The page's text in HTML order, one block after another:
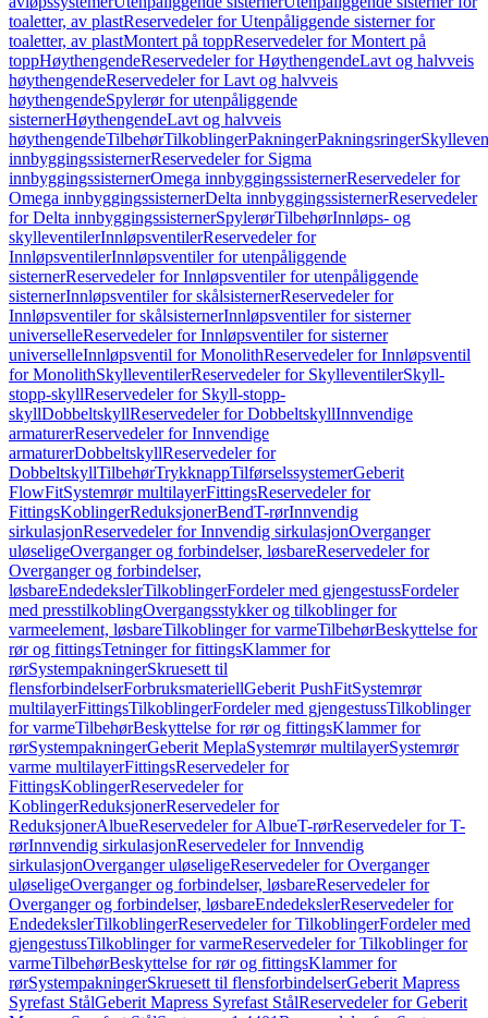
toaletter, av plastReservedeler for Utenpåliggende sisterner for
toaletter, av plastMontert på toppReservedeler for Montert på
toppHøythengendeReservedeler for HøythengendeLavt og halvveis
høythengendeReservedeler for Lavt og halvveis
høythengendeSpylerør for utenpåliggende
sisternerHøythengendeLavt og halvveis
høythengendeTilbehørTilkoblingerPakningerPakningsringer
innbyggingssisternerReservedeler for Sigma
innbyggingssisternerOmega innbyggingssisternerReservedeler for
Omega innbyggingssisternerDelta innbyggingssisternerReservedeler
for Delta innbyggingssisternerSpylerørTilbehørInnløps- og
skylleventilerInnløpsventilerReservedeler for
InnløpsventilerInnløpsventiler for utenpåliggende
sisternerReservedeler for Innløpsventiler for utenpåliggende
sisternerInnløpsventiler for skålsisternerReservedeler for
Innløpsventiler for skålsisternerInnløpsventiler for sisterner
universelleReservedeler for Innløpsventiler for sisterner
universelleInnløpsventil for MonolithReservedeler for Innløpsventil
for MonolithSkylleventilerReservedeler for SkylleventilerSkyll-
stopp-skyllReservedeler for Skyll-stopp-
skyllDobbeltskyllReservedeler for DobbeltskyllInnvendige
armaturerReservedeler for Innvendige
armaturerDobbeltskyllReservedeler for
DobbeltskyllTilbehørTrykknappTilførselssystemerGeberit
FlowFitSystemrør multilayerFittingsReservedeler for
FittingsKoblingerReduksjonerBendT-rørInnvendig
sirkulasjonReservedeler for Innvendig sirkulasjonOverganger
uløseligeOverganger og forbindelser, løsbareReservedeler for
Overganger og forbindelser,
løsbareEndedekslerTilkoblingerFordeler med gjengestussFordeler
med presstilkoblingOvergangsstykker og tilkoblinger for
varmeelement, løsbareTilkoblinger for varmeTilbehørBeskyttelse for
rør og fittingsTetninger for fittingsKlammer for
rørSystempakningerSkruesett til
flensforbindelserForbruksmateriellGeberit PushFitSystemrør
multilayerFittingsTilkoblingerFordeler med gjengestussTilkoblinger
for varmeTilbehørBeskyttelse for rør og fittingsKlammer for
rørSystempakningerGeberit MeplaSystemrør multilayerSystemrør
varme multilayerFittingsReservedeler for
FittingsKoblingerReservedeler for
KoblingerReduksjonerReservedeler for
ReduksjonerAlbueReservedeler for AlbueT-rørReservedeler for T-
rørInnvendig sirkulasjonReservedeler for Innvendig
sirkulasjonOverganger uløseligeReservedeler for Overganger
uløseligeOverganger og forbindelser, løsbareReservedeler for
Overganger og forbindelser, løsbareEndedekslerReservedeler for
EndedekslerTilkoblingerReservedeler for TilkoblingerFordeler med
gjengestussTilkoblinger for varmeReservedeler for Tilkoblinger for
varmeTilbehørBeskyttelse for rør og fittingsKlammer for
rørSystempakningerSkruesett til flensforbindelserGeberit Mapress
Syrefast StålGeberit Mapress Syrefast StålReservedeler for Geberit